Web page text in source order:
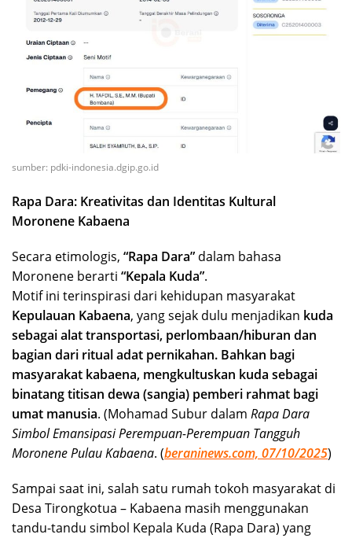
sumber: pdki-indonesia.dgip.go.id
Rapa Dara: Kreativitas dan Identitas Kultural
Moronene Kabaena
Secara etimologis, “Rapa Dara” dalam bahasa
Moronene berarti “Kepala Kuda”.
Motif ini terinspirasi dari kehidupan masyarakat
Kepulauan Kabaena, yang sejak dulu menjadikan kuda
sebagai alat transportasi, perlombaan/hiburan dan
bagian dari ritual adat pernikahan. Bahkan bagi
masyarakat kabaena, mengkultuskan kuda sebagai
binatang titisan dewa (sangia) pemberi rahmat bagi
umat manusia. (Mohamad Subur dalam Rapa Dara
Simbol Emansipasi Perempuan-Perempuan Tangguh
Moronene Pulau Kabaena. (beraninews.com, 07/10/2025)
Sampai saat ini, salah satu rumah tokoh masyarakat di
Desa Tirongkotua – Kabaena masih menggunakan
tandu-tandu simbol Kepala Kuda (Rapa Dara) yang